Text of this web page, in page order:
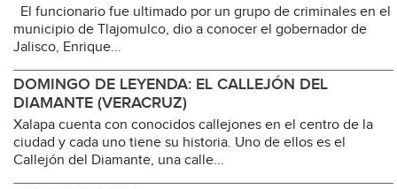
El funcionario fue ultimado por un grupo de criminales en el
municipio de Tlajomulco, dio a conocer el gobernador de
Jalisco, Enrique...
DOMINGO DE LEYENDA: EL CALLEJÓN DEL
DIAMANTE (VERACRUZ)
Xalapa cuenta con conocidos callejones en el centro de la
ciudad y cada uno tiene su historia. Uno de ellos es el
Callejón del Diamante, una calle...